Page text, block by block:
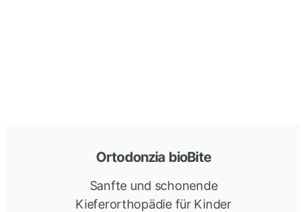
Ortodonzia bioBite
Sanfte und schonende
Kieferorthopädie für Kinder